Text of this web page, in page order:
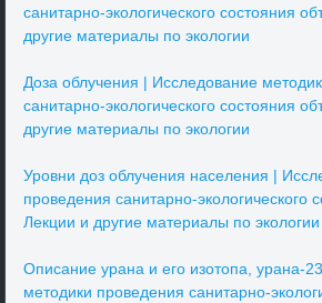
санитарно-экологического состояния
другие материалы по экологии
Доза облучения | Исследование
санитарно-экологического состояния
другие материалы по экологии
Уровни доз облучения населения |
проведения санитарно-экологического
Лекции и другие материалы по экологии
Описание урана и его изотопа, урана-
методики проведения санитарно-